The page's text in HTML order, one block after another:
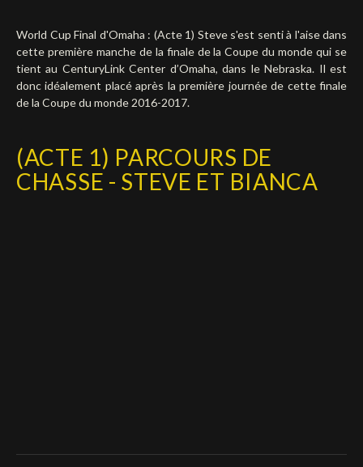
World Cup Final d'Omaha : (Acte 1) Steve s'est senti à l'aise dans
cette première manche de la finale de la Coupe du monde qui se
tient au CenturyLink Center d’Omaha, dans le Nebraska. Il est
donc idéalement placé après la première journée de cette finale
de la Coupe du monde 2016-2017.
(ACTE 1) PARCOURS DE
CHASSE - STEVE ET BIANCA